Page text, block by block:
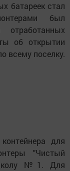
батареек стал
был
об открытии
всему поселку.
для
"Чистый
№1. Для